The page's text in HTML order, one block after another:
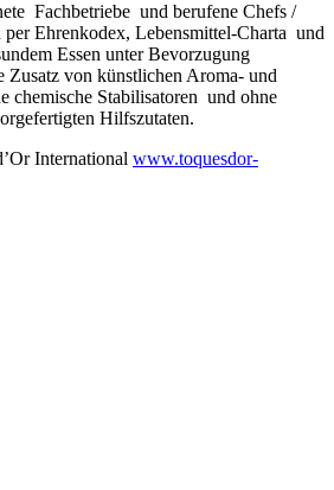
Fachbetriebe und berufene Chefs /
Ehrenkodex, Lebensmittel-Charta und
Essen unter Bevorzugung
Zusatz von künstlichen Aroma- und
chemische Stabilisatoren und ohne
Hilfszutaten.
International www.toquesdor-